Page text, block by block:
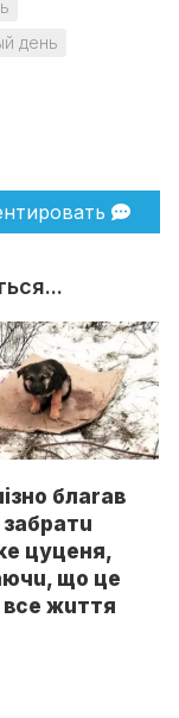
день
блaraв
забратu
цyценя,
що це
жuття